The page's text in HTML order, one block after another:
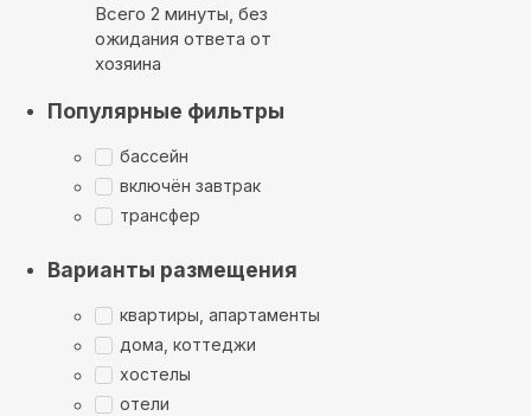
Всего 2 минуты, без
ожидания ответа от
хозяина
Популярные фильтры
бассейн
включён завтрак
трансфер
Варианты размещения
квартиры, апартаменты
дома, коттеджи
хостелы
отели